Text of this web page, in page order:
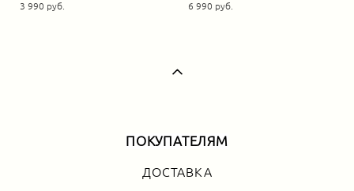
3 990 pуб.
6 990 pуб.
ПОКУПАТЕЛЯМ
ДОСТАВКА